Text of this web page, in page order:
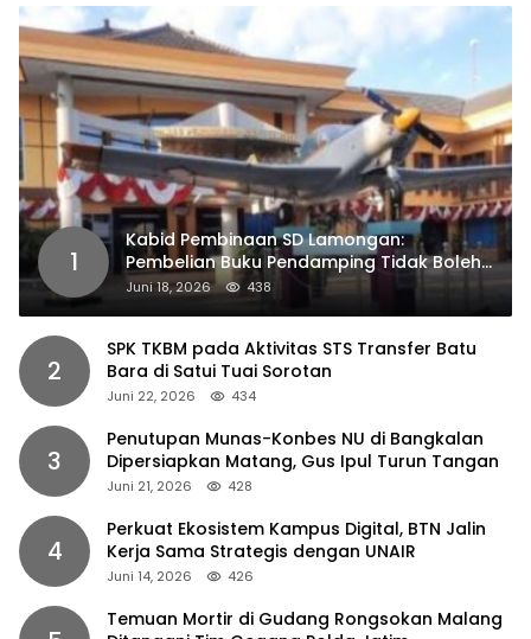
1
Kabid Pembinaan SD Lamongan:
Pembelian Buku Pendamping Tidak Boleh
Dipaksakan
Juni 18, 2026 438
2
SPK TKBM pada Aktivitas STS Transfer Batu
Bara di Satui Tuai Sorotan
Juni 22, 2026 434
3
Penutupan Munas-Konbes NU di Bangkalan
Dipersiapkan Matang, Gus Ipul Turun Tangan
Juni 21, 2026 428
4
Perkuat Ekosistem Kampus Digital, BTN Jalin
Kerja Sama Strategis dengan UNAIR
Juni 14, 2026 426
Temuan Mortir di Gudang Rongsokan Malang